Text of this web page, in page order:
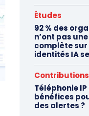
Études
92 % des
n’ont pas
complète sur
identités IA
Contributions
Téléphonie IP
bénéfices
des alertes ?